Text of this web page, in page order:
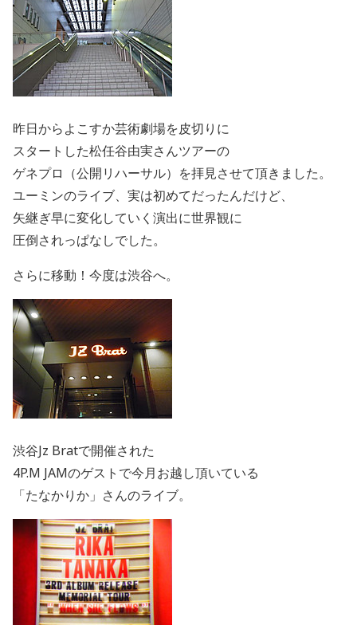
昨日からよこすか芸術劇場を皮切りに
スタートした松任谷由実さんツアーの
ゲネプロ（公開リハーサル）を拝見させて頂きました。
ユーミンのライブ、実は初めてだったんだけど、
矢継ぎ早に変化していく演出に世界観に
圧倒されっぱなしでした。
さらに移動！今度は渋谷へ。
渋谷Jz Bratで開催された
4P.M JAMのゲストで今月お越し頂いている
「たなかりか」さんのライブ。